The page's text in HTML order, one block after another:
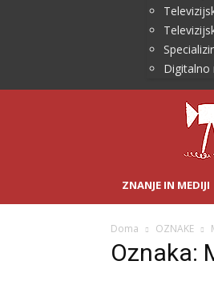
Digitalno
ZNANJE IN MEDIJI
Doma OZNAKE
Oznaka: